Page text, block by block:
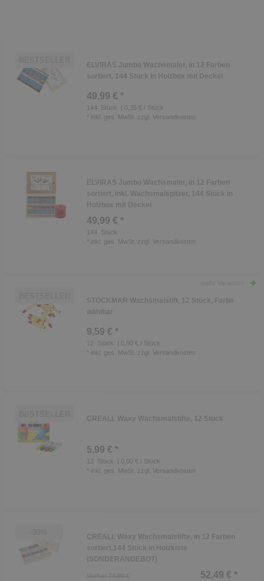
ELVIRAS Jumbo Wachsmaler, in 12 Farben
sortiert, 144 Stück in Holzbox mit Deckel
49,99 € *
144 Stück
| 0,35 € / Stück
* inkl. ges. MwSt. zzgl. Versandkosten
ELVIRAS Jumbo Wachsmaler, in 12 Farben
sortiert, inkl. Wachsmalspitzer, 144 Stück in
Holzbox mit Deckel
49,99 € *
144
Stück
* inkl. ges. MwSt. zzgl. Versandkosten
STOCKMAR Wachsmalstift, 12 Stück, Farbe
wählbar
9,59 € *
12 Stück
| 0,80 € / Stück
* inkl. ges. MwSt. zzgl. Versandkosten
CREALL Waxy Wachsmalstifte, 12 Stück
5,99 € *
12 Stück
| 0,50 € / Stück
* inkl. ges. MwSt. zzgl. Versandkosten
CREALL Waxy Wachsmalstifte, in 12 Farben
sortiert,144 Stück in Holzkiste
(SONDERANGEBOT)
52,49 € *